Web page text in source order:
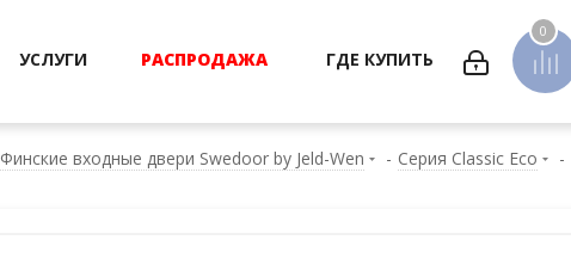
0
УСЛУГИ РАСПРОДАЖА ГДЕ КУПИТЬ
Финские входные двери Swedoor by Jeld-Wen - Серия Classic Eco -